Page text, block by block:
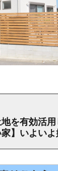
を有効活
】いよいよ